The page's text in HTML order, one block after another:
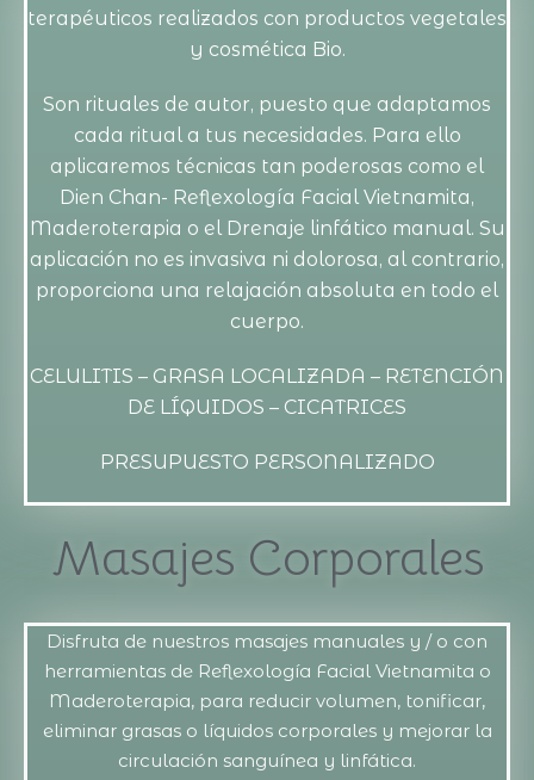
terapéuticos realizados con productos vegetales
y cosmética Bio.
Son rituales de autor, puesto que adaptamos
cada ritual a tus necesidades. Para ello
aplicaremos técnicas tan poderosas como el
Dien Chan- Reflexología Facial Vietnamita,
Maderoterapia o el Drenaje linfático manual. Su
aplicación no es invasiva ni dolorosa, al contrario,
proporciona una relajación absoluta en todo el
cuerpo.
CELULITIS – GRASA LOCALIZADA – RETENCIÓN
DE LÍQUIDOS – CICATRICES
PRESUPUESTO PERSONALIZADO
Masajes Corporales
Disfruta de nuestros masajes manuales y / o con
herramientas de Reflexología Facial Vietnamita o
Maderoterapia, para reducir volumen, tonificar,
eliminar grasas o líquidos corporales y mejorar la
circulación sanguínea y linfática.